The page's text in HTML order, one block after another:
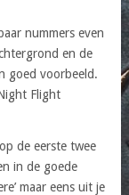
nummers even
en de
goed voorbeeld.
Flight
de eerste twee
in de goede
maar eens uit je